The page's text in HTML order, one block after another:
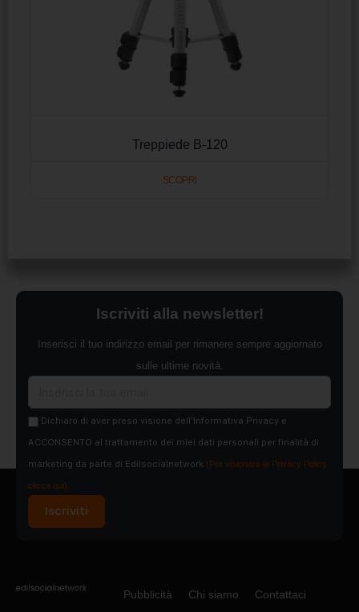
Treppiede B-120
SCOPRI
Iscriviti alla newsletter!
Inserisci il tuo indirizzo email per rimanere sempre aggiornato
sulle ultime novità.
Dichiaro di aver preso visione dell'Informativa Privacy e
ACCONSENTO al trattamento dei miei dati personali per finalità di
marketing da parte di Edilsocialnetwork (Per visionare la Privacy Policy
clicca qui).
Iscriviti
Pubblicità Chi siamo Contattaci